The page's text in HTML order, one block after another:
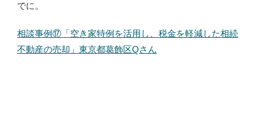
でに。
相談事例⑰「空き家特例を活用し、税金を軽減した相続
不動産の売却」東京都葛飾区Qさん